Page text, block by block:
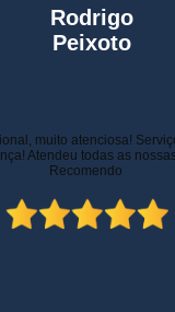
Jorge
Rizzotti
fui muito bem atendido na
demoraram para marcar
cuidado com meu carro.
e vou instalar no outro!